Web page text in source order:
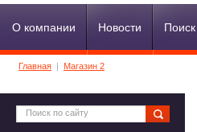
О компании Новости
Главная | Магазин 2